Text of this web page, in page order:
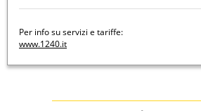
Per info su servizi e tariffe:
www.1240.it